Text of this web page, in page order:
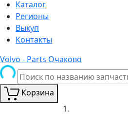
Каталог
Регионы
Выкуп
Контакты
Volvo - Parts Очаково
Корзина